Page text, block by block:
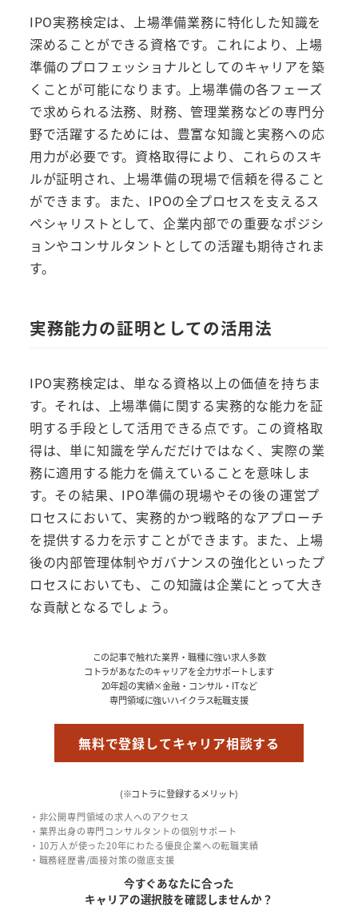
IPO実務検定は、上場準備業務に特化した知識を
深めることができる資格です。これにより、上場
準備のプロフェッショナルとしてのキャリアを築
くことが可能になります。上場準備の各フェーズ
で求められる法務、財務、管理業務などの専門分
野で活躍するためには、豊富な知識と実務への応
用力が必要です。資格取得により、これらのスキ
ルが証明され、上場準備の現場で信頼を得ること
ができます。また、IPOの全プロセスを支えるス
ペシャリストとして、企業内部での重要なポジシ
ョンやコンサルタントとしての活躍も期待されま
す。
実務能力の証明としての活用法
IPO実務検定は、単なる資格以上の価値を持ちま
す。それは、上場準備に関する実務的な能力を証
明する手段として活用できる点です。この資格取
得は、単に知識を学んだだけではなく、実際の業
務に適用する能力を備えていることを意味しま
す。その結果、IPO準備の現場やその後の運営プ
ロセスにおいて、実務的かつ戦略的なアプローチ
を提供する力を示すことができます。また、上場
後の内部管理体制やガバナンスの強化といったプ
ロセスにおいても、この知識は企業にとって大き
な貢献となるでしょう。
この記事で触れた業界・職種に強い求人多数
コトラがあなたのキャリアを全力サポートします
20年超の実績×金融・コンサル・ITなど
専門領域に強いハイクラス転職支援
無料で登録してキャリア相談する
(※コトラに登録するメリット)
・非公開専門領域の求人へのアクセス
・業界出身の専門コンサルタントの個別サポート
・10万人が使った20年にわたる優良企業への転職実績
・職務経歴書/面接対策の徹底支援
今すぐあなたに合った
キャリアの選択肢を確認しませんか？